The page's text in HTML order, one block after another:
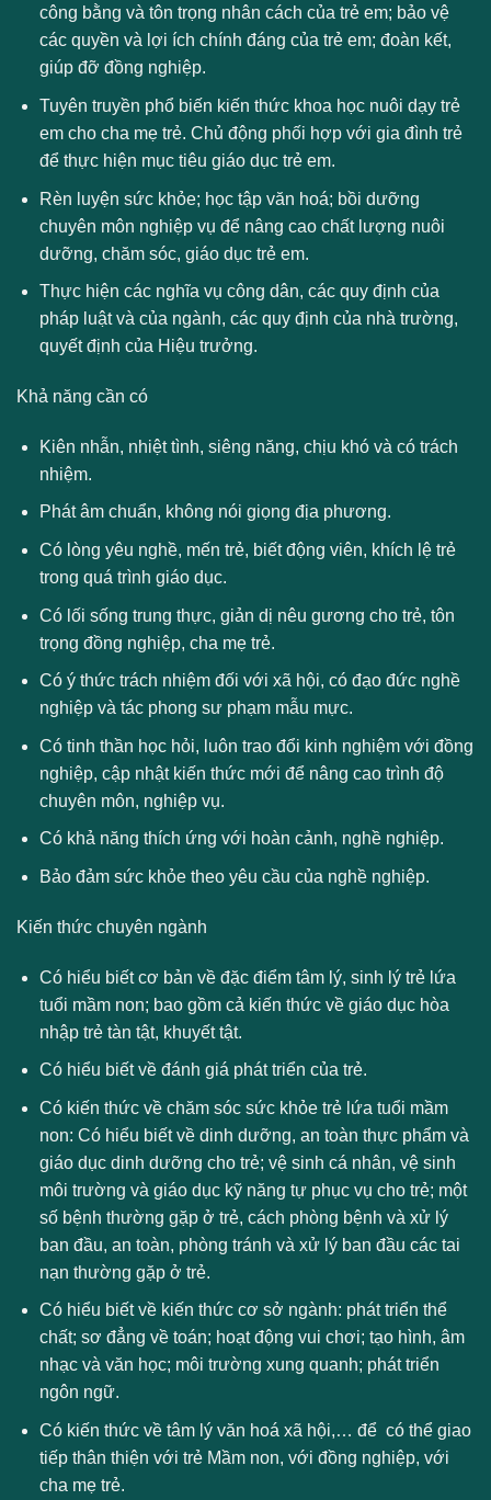
công bằng và tôn trọng nhân cách của trẻ em; bảo vệ
các quyền và lợi ích chính đáng của trẻ em; đoàn kết,
giúp đỡ đồng nghiệp.
Tuyên truyền phổ biến kiến thức khoa học nuôi dạy trẻ
em cho cha mẹ trẻ. Chủ động phối hợp với gia đình trẻ
để thực hiện mục tiêu giáo dục trẻ em.
Rèn luyện sức khỏe; học tập văn hoá; bồi dưỡng
chuyên môn nghiệp vụ để nâng cao chất lượng nuôi
dưỡng, chăm sóc, giáo dục trẻ em.
Thực hiện các nghĩa vụ công dân, các quy định của
pháp luật và của ngành, các quy định của nhà trường,
quyết định của Hiệu trưởng.
Khả năng cần có
Kiên nhẫn, nhiệt tình, siêng năng, chịu khó và có trách
nhiệm.
Phát âm chuẩn, không nói giọng địa phương.
Có lòng yêu nghề, mến trẻ, biết động viên, khích lệ trẻ
trong quá trình giáo dục.
Có lối sống trung thực, giản dị nêu gương cho trẻ, tôn
trọng đồng nghiệp, cha mẹ trẻ.
Có ý thức trách nhiệm đối với xã hội, có đạo đức nghề
nghiệp và tác phong sư phạm mẫu mực.
Có tinh thần học hỏi, luôn trao đổi kinh nghiệm với đồng
nghiệp, cập nhật kiến thức mới để nâng cao trình độ
chuyên môn, nghiệp vụ.
Có khả năng thích ứng với hoàn cảnh, nghề nghiệp.
Bảo đảm sức khỏe theo yêu cầu của nghề nghiệp.
Kiến thức chuyên ngành
Có hiểu biết cơ bản về đặc điểm tâm lý, sinh lý trẻ lứa
tuổi mầm non; bao gồm cả kiến thức về giáo dục hòa
nhập trẻ tàn tật, khuyết tật.
Có hiểu biết về đánh giá phát triển của trẻ.
Có kiến thức về chăm sóc sức khỏe trẻ lứa tuổi mầm
non: Có hiểu biết về dinh dưỡng, an toàn thực phẩm và
giáo dục dinh dưỡng cho trẻ; vệ sinh cá nhân, vệ sinh
môi trường và giáo dục kỹ năng tự phục vụ cho trẻ; một
số bệnh thường gặp ở trẻ, cách phòng bệnh và xử lý
ban đầu, an toàn, phòng tránh và xử lý ban đầu các tai
nạn thường gặp ở trẻ.
Có hiểu biết về kiến thức cơ sở ngành: phát triển thể
chất; sơ đẳng về toán; hoạt động vui chơi; tạo hình, âm
nhạc và văn học; môi trường xung quanh; phát triển
ngôn ngữ.
Có kiến thức về tâm lý văn hoá xã hội,… để có thể giao
tiếp thân thiện với trẻ Mầm non, với đồng nghiệp, với
cha mẹ trẻ.